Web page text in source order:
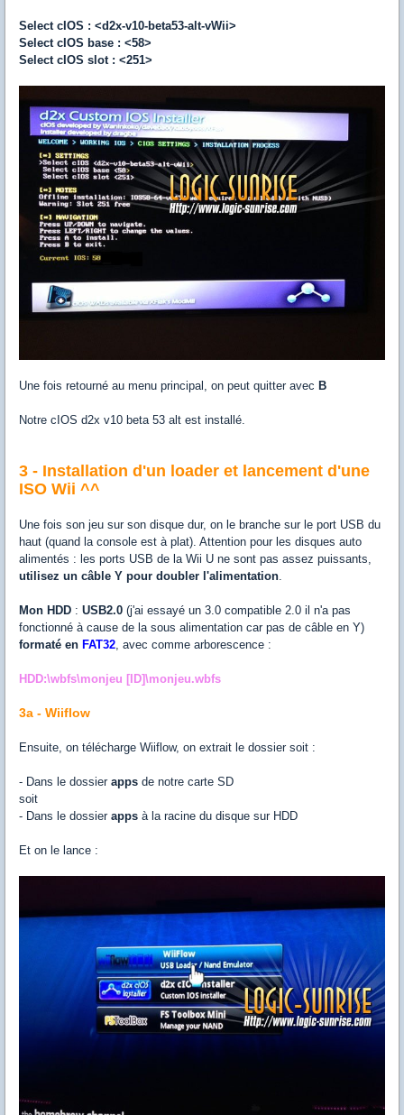
Select cIOS : <d2x-v10-beta53-alt-vWii>
Select cIOS base : <58>
Select cIOS slot : <251>
Une fois retourné au menu principal, on peut quitter avec B
Notre cIOS d2x v10 beta 53 alt est installé.
3 - Installation d'un loader et lancement d'une
ISO Wii ^^
Une fois son jeu sur son disque dur, on le branche sur le port USB du
haut (quand la console est à plat). Attention pour les disques auto
alimentés : les ports USB de la Wii U ne sont pas assez puissants,
utilisez un câble Y pour doubler l'alimentation.
Mon HDD : USB2.0 (j'ai essayé un 3.0 compatible 2.0 il n'a pas
fonctionné à cause de la sous alimentation car pas de câble en Y)
formaté en FAT32, avec comme arborescence :
HDD:\wbfs\monjeu [ID]\monjeu.wbfs
3a - Wiiflow
Ensuite, on télécharge Wiiflow, on extrait le dossier soit :
- Dans le dossier apps de notre carte SD
soit
- Dans le dossier apps à la racine du disque sur HDD
Et on le lance :